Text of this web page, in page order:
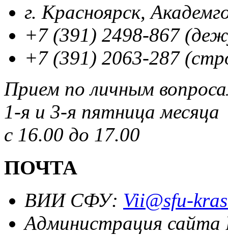
г. Красноярск,
+7 (391) 2498-867
+7 (391) 2063-287
Прием по личным
1-я и 3-я пятница месяца
с 16.00 до 17.00
ПОЧТА
ВИИ СФУ: Vii@sfu-
Администрация